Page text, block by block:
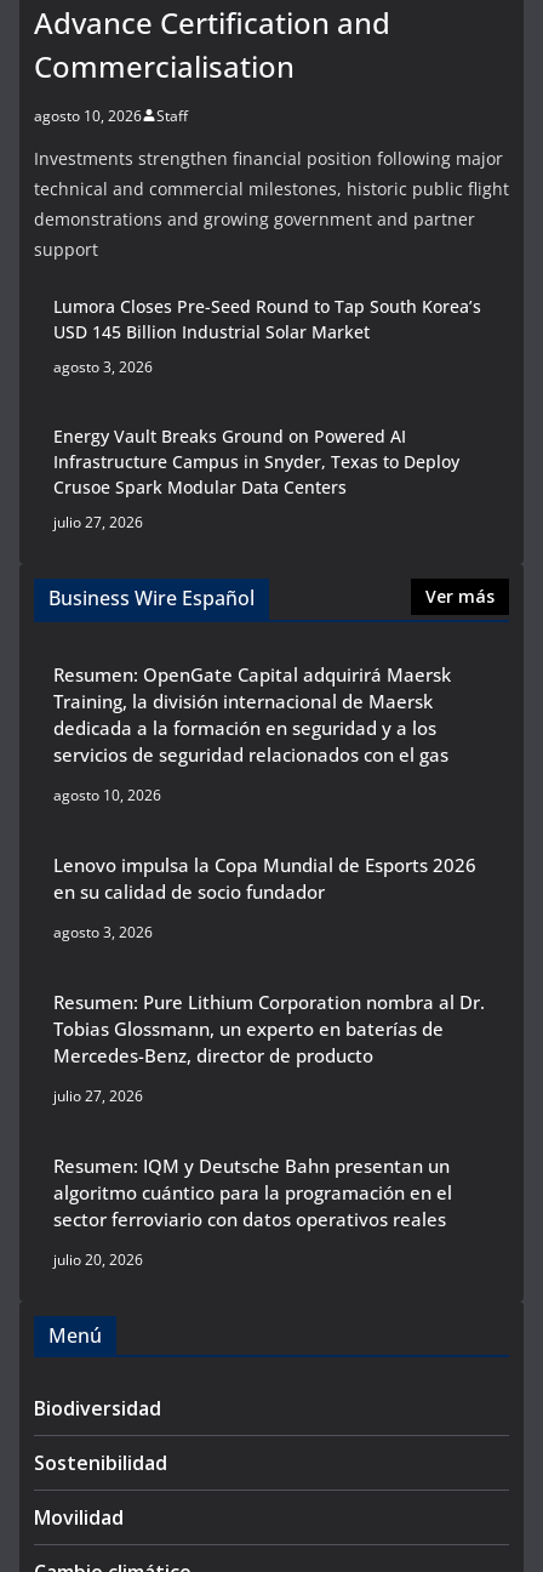
Advance Certification and
Commercialisation
agosto 10, 2026 Staff
Investments strengthen financial position following major
technical and commercial milestones, historic public flight
demonstrations and growing government and partner
support
Lumora Closes Pre-Seed Round to Tap South Korea’s
USD 145 Billion Industrial Solar Market
agosto 3, 2026
Energy Vault Breaks Ground on Powered AI
Infrastructure Campus in Snyder, Texas to Deploy
Crusoe Spark Modular Data Centers
julio 27, 2026
Business Wire Español Ver más
Resumen: OpenGate Capital adquirirá Maersk
Training, la división internacional de Maersk
dedicada a la formación en seguridad y a los
servicios de seguridad relacionados con el gas
agosto 10, 2026
Lenovo impulsa la Copa Mundial de Esports 2026
en su calidad de socio fundador
agosto 3, 2026
Resumen: Pure Lithium Corporation nombra al Dr.
Tobias Glossmann, un experto en baterías de
Mercedes-Benz, director de producto
julio 27, 2026
Resumen: IQM y Deutsche Bahn presentan un
algoritmo cuántico para la programación en el
sector ferroviario con datos operativos reales
julio 20, 2026
Menú
Biodiversidad
Sostenibilidad
Movilidad